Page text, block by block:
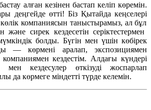
алған кезінен бастап келіп көремін.
деңгейде өтті! Біз Қытайда кеңселері
көлік компаниясын таныстырамыз, албұл
жәнесирек кездесетін серіктестермен
болды. Бүгін мен үшін көбірек
—көрмені аралап,экспозициямен
компаниямен кездестім. Алдағы күндері
менкездесулер өткізуді
жоспарлап
да көрмеге міндетті түрде келемін.